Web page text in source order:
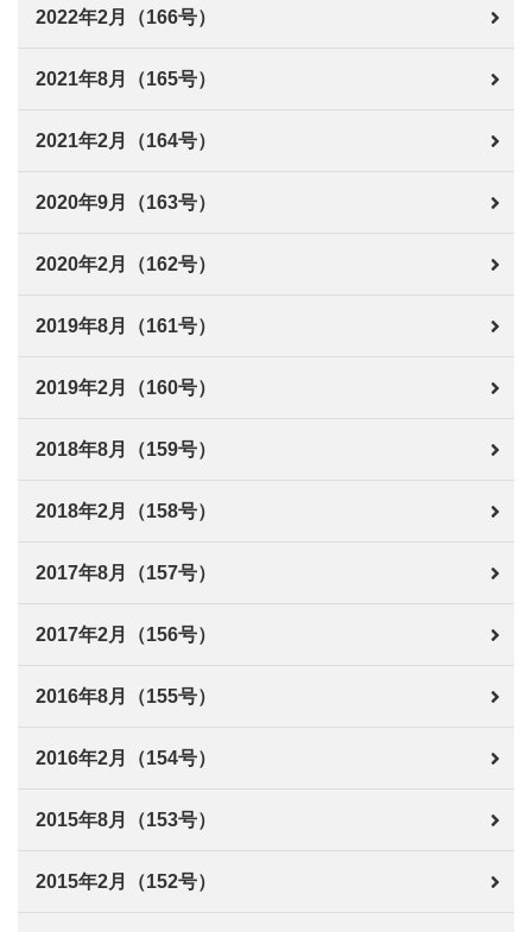
2022年2月（166号）
2021年8月（165号）
2021年2月（164号）
2020年9月（163号）
2020年2月（162号）
2019年8月（161号）
2019年2月（160号）
2018年8月（159号）
2018年2月（158号）
2017年8月（157号）
2017年2月（156号）
2016年8月（155号）
2016年2月（154号）
2015年8月（153号）
2015年2月（152号）